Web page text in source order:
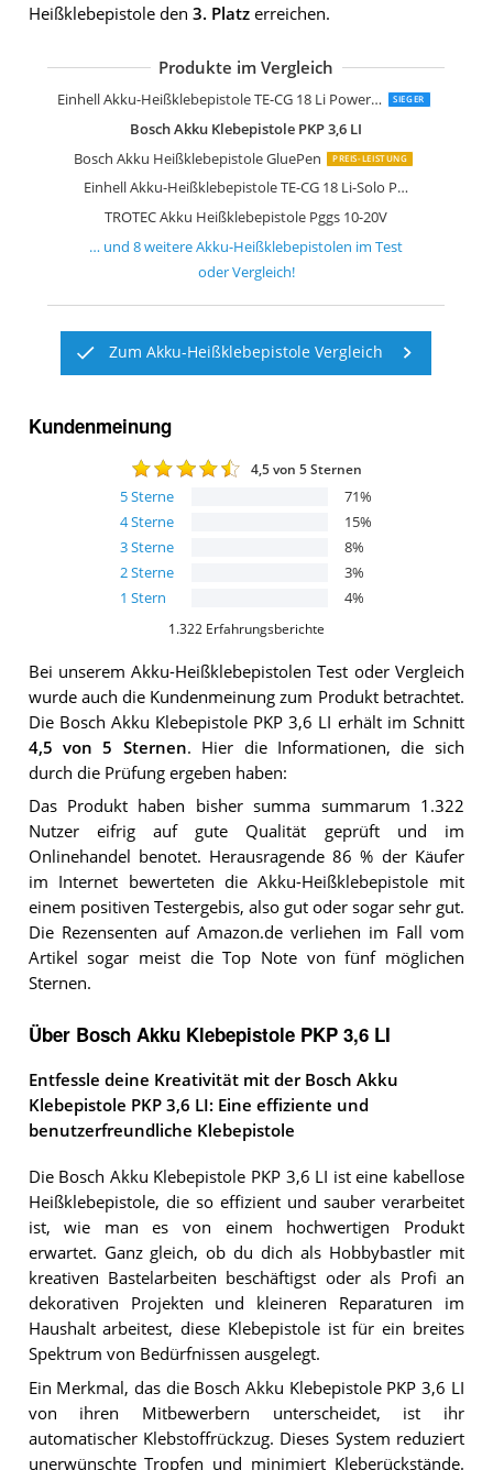
Heißklebepistole den 3. Platzerreichen.
Produkte im Vergleich
Einhell Akku-Heißklebepistole TE-CG 18 Li Power X-Change SIEGER
Bosch Akku Klebepistole PKP 3,6 LI
Bosch Akku Heißklebepistole GluePen
PREIS-LEISTUNG
Einhell Akku-Heißklebepistole TE-CG 18 Li-Solo Power X-Change
TROTEC Akku Heißklebepistole Pggs 10-20V
Ryobi Akku Heißklebepistole ONE+ 18
Ferm GGM1003 Li-Ion Akku-
Steinel Akku-Heißklebestift Neo1 blau
Wiha zai Hause Akku
Einhell Akku-Heißklebepistole TC-CG
… und8weitereAkku-Heißklebepistolen im Test
oder Vergleich!
Zum Akku-Heißklebepistole Vergleich
Kundenmeinung
4,5von 5 Sternen
5Sterne 71%
4Sterne 15%
3Sterne 8%
2Sterne 3%
1 Stern 4%
1.322 Erfahrungsberichte
Bei unseremAkku-Heißklebepistolen Test oder Vergleich
wurde auch die Kundenmeinung zum Produkt betrachtet.
Die Bosch Akku Klebepistole PKP 3,6 LI erhält im Schnitt
4,5 von 5 Sternen. Hier die Informationen, die sich
durch die Prüfung ergeben haben:
Das Produkt haben bisher summa summarum 1.322
Nutzer eifrig auf gute Qualität geprüft und im
Onlinehandel benotet. Herausragende 86 % der Käufer
im Internet bewerteten die Akku-Heißklebepistole mit
einem positiven Testergebis, also gut oder sogar sehr gut.
Die Rezensenten auf Amazon.de verliehen im Fall vom
Artikel sogar meist die Top Note von fünf möglichen
Sternen.
Über Bosch Akku Klebepistole PKP 3,6 LI
Entfessle deine Kreativität mit der Bosch Akku
Klebepistole PKP 3,6 LI: Eine effiziente und
benutzerfreundliche Klebepistole
Die Bosch Akku Klebepistole PKP 3,6 LI ist eine kabellose
Heißklebepistole, die so effizient und sauber verarbeitet
ist, wie man es von einem hochwertigen Produkt
erwartet. Ganz gleich, ob du dich als Hobbybastler mit
kreativen Bastelarbeiten beschäftigst oder als Profi an
dekorativen Projekten und kleineren Reparaturen im
Haushalt arbeitest, diese Klebepistole ist für ein breites
Spektrum von Bedürfnissen ausgelegt.
Ein Merkmal, das die Bosch Akku Klebepistole PKP 3,6 LI
von ihren Mitbewerbern unterscheidet, ist ihr
automatischer Klebstoffrückzug. Dieses System reduziert
unerwünschte Tropfen und minimiert Kleberückstände.